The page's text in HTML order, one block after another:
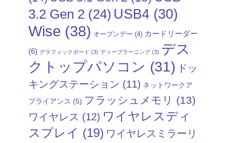
3.2 Gen 2 (24) USB4 (30)
Wise (38) オープンデー (4) カードリーダー
(6) グラフィックボード (3) ディープラーニング (3) デス
クトップパソコン (31) ドッ
キングステーション (11) ネットワークア
プライアンス (5) フラッシュメモリ (13)
ワイヤレス (12) ワイヤレスディ
スプレイ (19) ワイヤレスミラーリ